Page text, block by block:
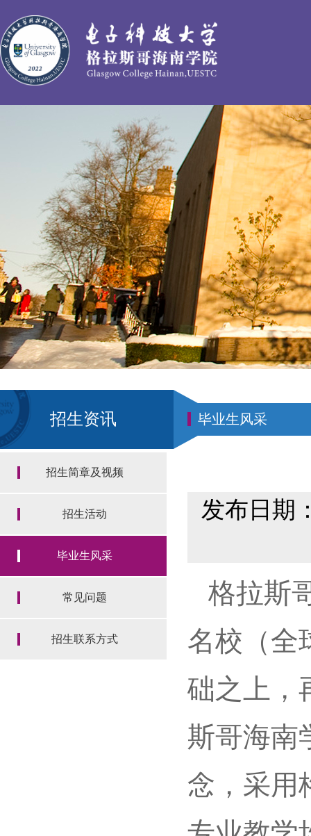
招生资讯
招生简章及视频
招生活动
毕业生风采
常见问题
招生联系方式
毕业生风采
发布日期
格拉斯
名校（全
础之上，
斯哥海南
念，采用